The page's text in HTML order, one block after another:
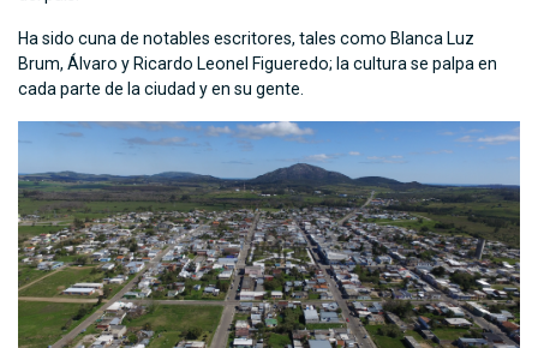
Ha sido cuna de notables escritores, tales como Blanca Luz
Brum, Álvaro y Ricardo Leonel Figueredo; la cultura se palpa en
cada parte de la ciudad y en su gente.